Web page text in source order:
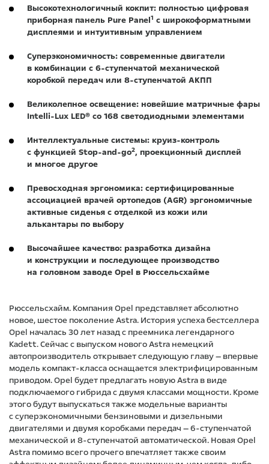
Высокотехнологичный кокпит: полностью цифровая
приборная панель Pure Panel1 с широкоформатными
дисплеями и интуитивным управлением
Суперэкономичность: современные двигатели
в комбинации с 6-ступенчатой механической
коробкой передач или 8-ступенчатой АКПП
Великолепное освещение: новейшие матричные фары
Intelli-Lux LED® со 168 светодиодными элементами
Интеллектуальные системы: круиз-контроль
с функцией Stop-and-go2, проекционный дисплей
и многое другое
Превосходная эргономика: сертифицированные
ассоциацией врачей ортопедов (AGR) эргономичные
активные сиденья с отделкой из кожи или
алькантары по выбору
Высочайшее качество: разработка дизайна
и конструкции и последующее производство
на головном заводе Opel в Рюссельсхайме
Рюссельсхайм. Компания Opel представляет абсолютно
новое, шестое поколение Astra. История успеха бестселлера
Opel началась 30 лет назад с преемника легендарного
Kadett. Сейчас с выпуском нового Astra немецкий
автопроизводитель открывает следующую главу — впервые
модель компакт-класса оснащается электрифицированным
приводом. Opel будет предлагать новую Astra в виде
подключаемого гибрида с двумя классами мощности. Кроме
этого будут выпускаться также модельные варианты
с суперэкономичными бензиновыми и дизельными
двигателями и двумя коробками передач — 6-ступенчатой
механической и 8-ступенчатой автоматической. Новая Opel
Astra помимо всего прочего впечатляет также своим